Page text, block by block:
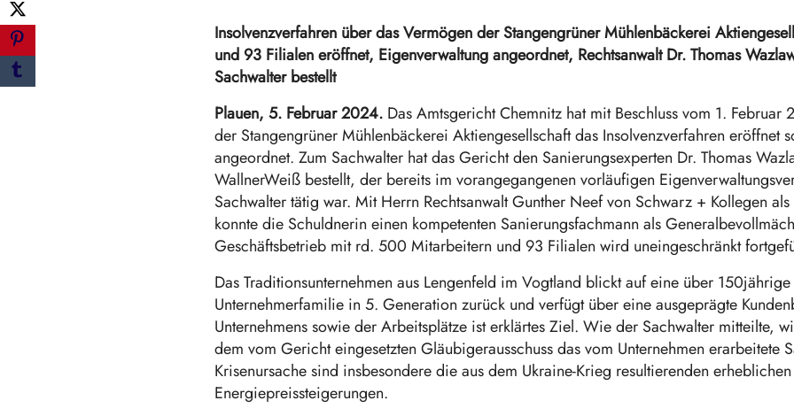
Insolvenzverfahren über das Vermögen der Stangengrüner Mühlenbäckerei
und 93 Filialen eröffnet, Eigenverwaltung angeordnet, Rechtsanwalt Dr. Thomas
Sachwalter bestellt
Plauen, 5. Februar 2024. Das Amtsgericht Chemnitz hat mit Beschluss vom 1.
der Stangengrüner Mühlenbäckerei Aktiengesellschaft das Insolvenzverfahren eröffnet
angeordnet. Zum Sachwalter hat das Gericht den Sanierungsexperten Dr. Thomas
WallnerWeiß bestellt, der bereits im vorangegangenen vorläufigen
Sachwalter tätig war. Mit Herrn Rechtsanwalt Gunther Neef von Schwarz + Kollegen
konnte die Schuldnerin einen kompetenten Sanierungsfachmann als
Geschäftsbetrieb mit rd. 500 Mitarbeitern und 93 Filialen wird uneingeschränkt
Das Traditionsunternehmen aus Lengenfeld im Vogtland blickt auf eine über
Unternehmerfamilie in 5. Generation zurück und verfügt über eine ausgeprägte
Unternehmens sowie der Arbeitsplätze ist erklärtes Ziel. Wie der Sachwalter mitteilte,
dem vom Gericht eingesetzten Gläubigerausschuss das vom Unternehmen erarbeitete
Krisenursache sind insbesondere die aus dem Ukraine-Krieg resultierenden
Energiepreissteigerungen.